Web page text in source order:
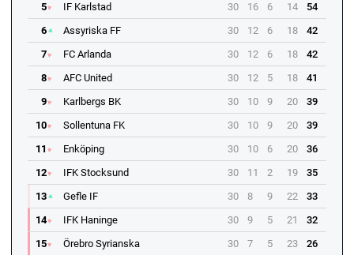
5
IF Karlstad 30 16 6 14
54
6
Assyriska FF 30 12 6 18
42
7
FC Arlanda 30 12 6 18
42
8
AFC United 30 12 5 18
41
9
Karlbergs BK 30 10 9 20
39
10
Sollentuna FK 30 10 9 20
39
11
Enköping 30 10 6 20
36
12
IFK Stocksund 30 11 2 19
35
13
Gefle IF 30 8 9 22
33
14
IFK Haninge 30 9 5 21
32
15
Örebro Syrianska 30 7 5 23
26